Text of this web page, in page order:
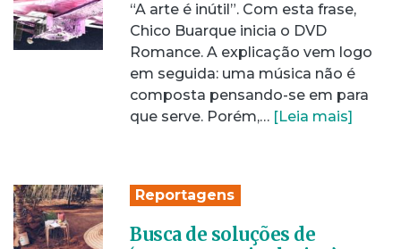
“A arte é inútil”. Com esta frase,
Chico Buarque inicia o DVD
Romance. A explicação vem logo
em seguida: uma música não é
composta pensando-se em para
que serve. Porém,… [Leia mais]
Reportagens
Busca de soluções de